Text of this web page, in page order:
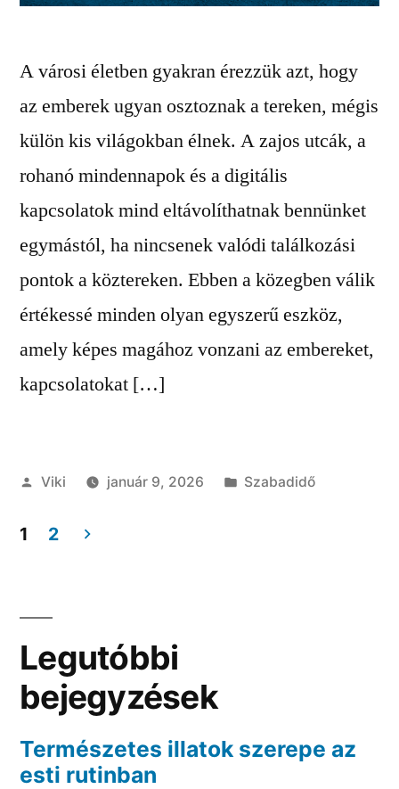
A városi életben gyakran érezzük azt, hogy
az emberek ugyan osztoznak a tereken, mégis
külön kis világokban élnek. A zajos utcák, a
rohanó mindennapok és a digitális
kapcsolatok mind eltávolíthatnak bennünket
egymástól, ha nincsenek valódi találkozási
pontok a köztereken. Ebben a közegben válik
értékessé minden olyan egyszerű eszköz,
amely képes magához vonzani az embereket,
kapcsolatokat […]
Szerző:
Viki január 9, 2026 Kategória:
Szabadidő
navigáció
1 2
Legutóbbi
bejegyzések
Természetes illatok szerepe az
esti rutinban